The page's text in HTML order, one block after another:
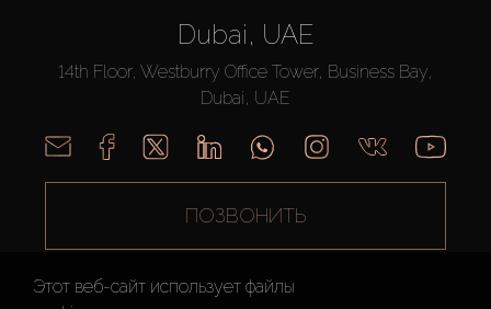
Dubai, UAE
14th Floor, Westburry Office Tower, Business Bay,
Dubai, UAE
ПОЗВОНИТЬ
Этот веб-сайт использует файлы